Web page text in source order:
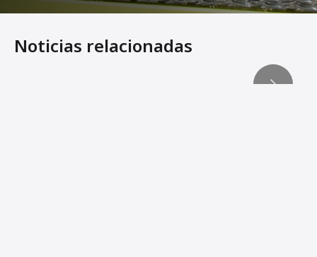
Noticias relacionadas